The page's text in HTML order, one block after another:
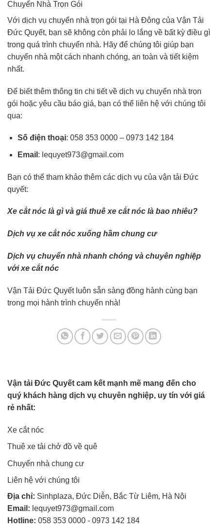
Chuyển Nhà Trọn Gói
Với dịch vụ chuyển nhà trọn gói tại Hà Đông của Vận Tải
Đức Quyết, bạn sẽ không còn phải lo lắng về bất kỳ điều gì
trong quá trình chuyển nhà. Hãy để chúng tôi giúp bạn
chuyển nhà một cách nhanh chóng, an toàn và tiết kiệm
nhất.
Để biết thêm thông tin chi tiết về dịch vụ chuyển nhà trọn
gói hoặc yêu cầu báo giá, bạn có thể liên hệ với chúng tôi
qua:
Số điện thoại: 058 353 0000 – 0973 142 184
Email : lequyet973@gmail.com
Bạn có thể tham khảo thêm các dịch vụ của vận tải Đức
quyết:
Xe cắt nóc là gì và giá thuê xe cắt nóc là bao nhiêu?
Dịch vụ xe cắt nóc xuống hầm chung cư
Dịch vụ chuyển nhà nhanh chóng và chuyên nghiệp
với xe cắt nóc
Vận Tải Đức Quyết luôn sẵn sàng đồng hành cùng bạn
trong mọi hành trình chuyển nhà!
Vận tải Đức Quyết cam kết mạnh mẽ mang đến cho
quý khách hàng dịch vụ chuyên nghiệp, uy tín với giá
rẻ nhất:
Xe cắt nóc
Thuê xe tải chở đồ về quê
Chuyển nhà chung cư
Liên hệ với chúng tôi
Địa chỉ: Sinhplaza, Đức Diễn, Bắc Từ Liêm, Hà Nội
Email: lequyet973@gmail.com
Hotline: 058 353 0000 - 0973 142 184